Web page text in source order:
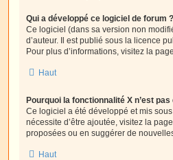
Qui a développé ce logiciel de forum ?
Ce logiciel (dans sa version non
d’auteur. Il est publié sous la licence
Pour plus d’informations, visitez la
Haut
Pourquoi la fonctionnalité X n’est
Ce logiciel a été développé et mis
nécessite d’être ajoutée, visitez la page
proposées ou en suggérer de
Haut